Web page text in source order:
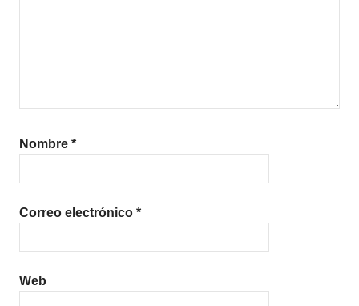
Nombre *
Correo electrónico *
Web